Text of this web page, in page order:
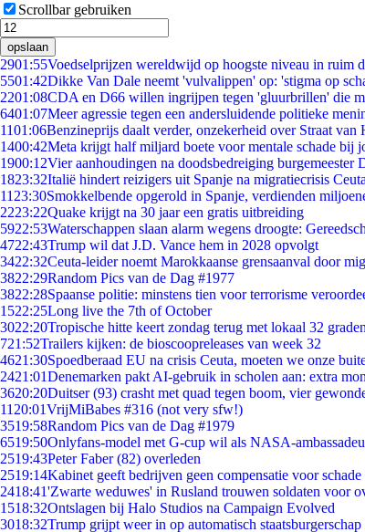
Scrollbar gebruiken
opslaan
2901:55Voedselprijzen wereldwijd op hoogste niveau in ruim
5501:42Dikke Van Dale neemt 'vulvalippen' op: 'stigma op
2201:08CDA en D66 willen ingrijpen tegen 'gluurbrillen' die
6401:07Meer agressie tegen een andersluidende politieke
1101:06Benzineprijs daalt verder, onzekerheid over Straat
1400:42Meta krijgt half miljard boete voor mentale schade bij
1900:12Vier aanhoudingen na doodsbedreiging burgemeester
1823:32Italië hindert reizigers uit Spanje na migratiecrisis Ceuta
11 23:30Smokkelbende opgerold in Spanje, verdienden
2223:22Quake krijgt na 30 jaar een gratis uitbreiding
5922:53Waterschappen slaan alarm wegens droogte:
4722:43Trump wil dat J.D. Vance hem in 2028 opvolgt
3422:32Ceuta-leider noemt Marokkaanse grensaanval door
3822:29Random Pics van de Dag #1977
3822:28Spaanse politie: minstens tien voor terrorisme
1522:25Long live the 7th of October
3022:20Tropische hitte keert zondag terug met lokaal 32 graden
721:52Trailers kijken: de bioscoopreleases van week 32
4621:30Spoedberaad EU na crisis Ceuta, moeten we onze
2421:01Denemarken pakt AI-gebruik in scholen aan: extra
3620:20Duitser (93) crasht met quad tegen boom, vier
11 20:01VrijMiBabes #316 (not very sfw!)
3519:58Random Pics van de Dag #1979
6519:50Onlyfans-model met G-cup wil als NASA-
2519:43Peter Faber (82) overleden
2519:14Kabinet geeft bedrijven geen compensatie voor
2418:41'Zwarte weduwes' in Rusland trouwen soldaten voor
1518:32Ontslagen bij Halo Studios na Campaign Evolved
3018:32Trump grijpt weer in op automatisch